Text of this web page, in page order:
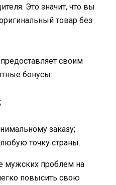
Это значит, что вы
товар без
своим
бонусы:
заказу;
точку страны.
мужских проблем на
повысить свою